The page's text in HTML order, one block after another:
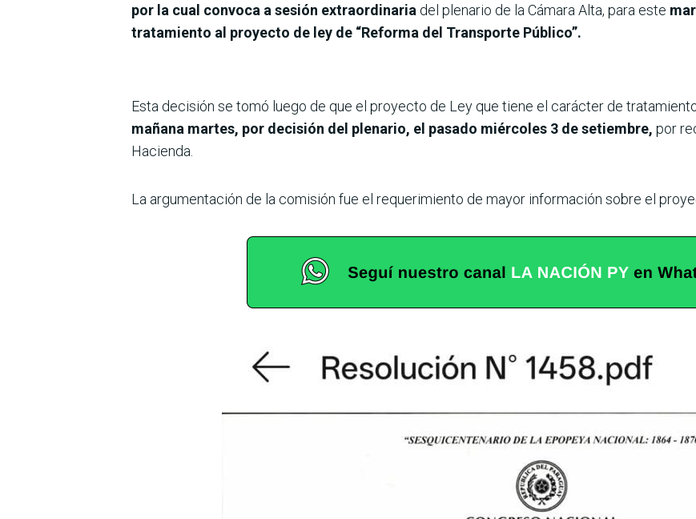
por la cual convoca a sesión extraordinaria del plenario de la Cámara Alta, para este
tratamiento al proyecto de ley de “Reforma del Transporte Público”.
Esta decisión se tomó luego de que el proyecto de Ley que tiene el carácter de
mañana martes, por decisión del plenario, el pasado miércoles 3 de setiembre, por
Hacienda.
La argumentación de la comisión fue el requerimiento de mayor información sobre el